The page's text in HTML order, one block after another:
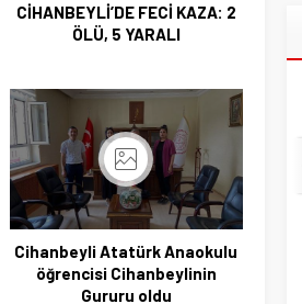
CİHANBEYLİ’DE FECİ KAZA: 2
ÖLÜ, 5 YARALI
Cihanbeyli Atatürk Anaokulu
öğrencisi Cihanbeylinin
Gururu oldu
Başkan Adayı Kemal Tekin Sahada
Ziyaretlerini Yoğunlaştırdı